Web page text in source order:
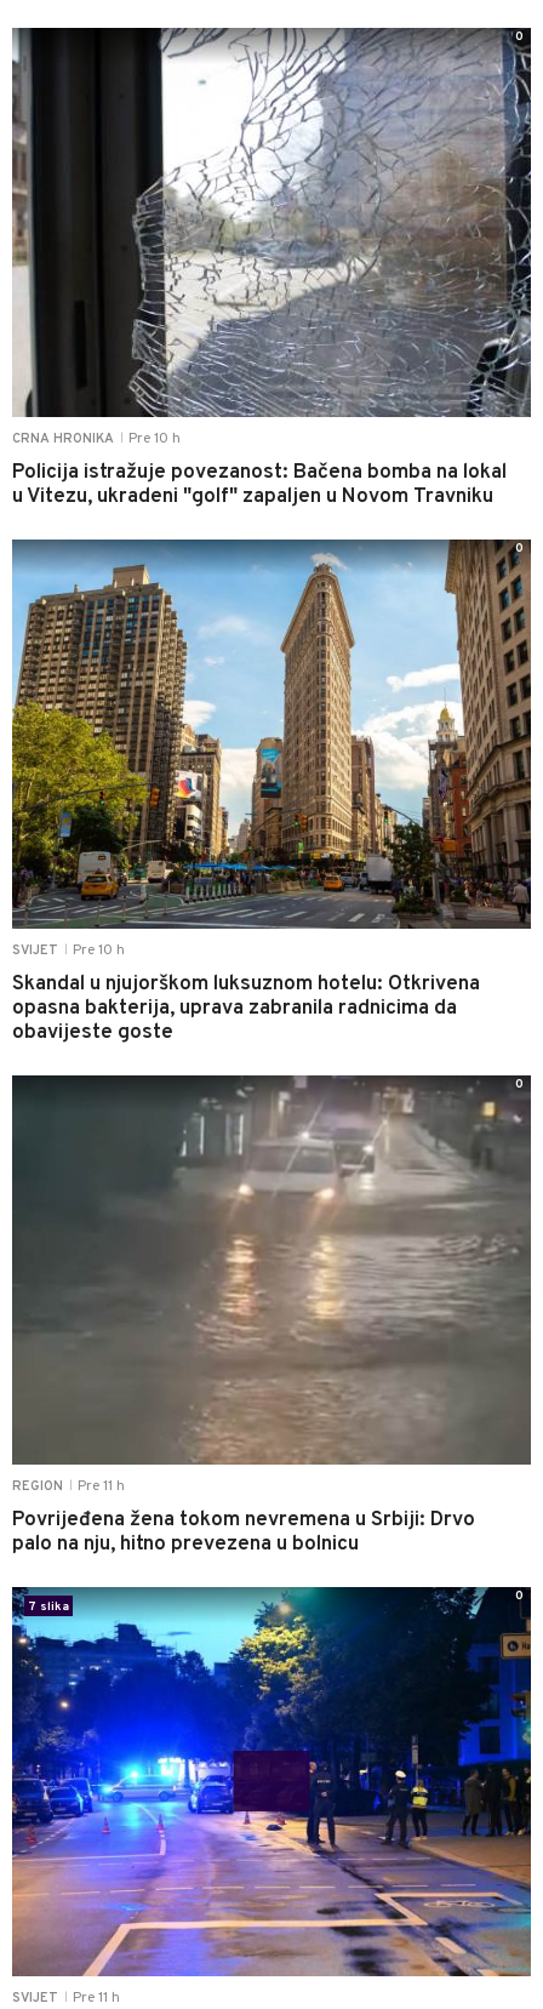
CRNA HRONIKA Pre 10 h
Policija istražuje povezanost: Bačena bomba na lokal
u Vitezu, ukradeni "golf" zapaljen u Novom Travniku
0
SVIJET Pre 10 h
Skandal u njujorškom luksuznom hotelu: Otkrivena
opasna bakterija, uprava zabranila radnicima da
obavijeste goste
0
REGION Pre 11 h
Povrijeđena žena tokom nevremena u Srbiji: Drvo
palo na nju, hitno prevezena u bolnicu
0
SVIJET Pre 11 h
7 slika
0